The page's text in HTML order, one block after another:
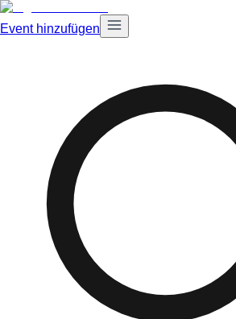
Event hinzufügen